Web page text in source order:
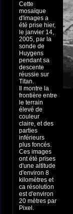
Cette
mosaïque
d'images a
été prise hier,
le janvier 14,
2005, par la
sonde de
Huygens
pendant sa
descente
réussie sur
Titan.
Il montre la
frontière entre
le terrain
élevé de
couleur
claire, et des
parties
inférieurs
plus foncés.
Ces images
ont été prises
d'une altitude
d'environ 8
kilomètres et
ca résolution
est d'environ
20 mètres par
Pixel.